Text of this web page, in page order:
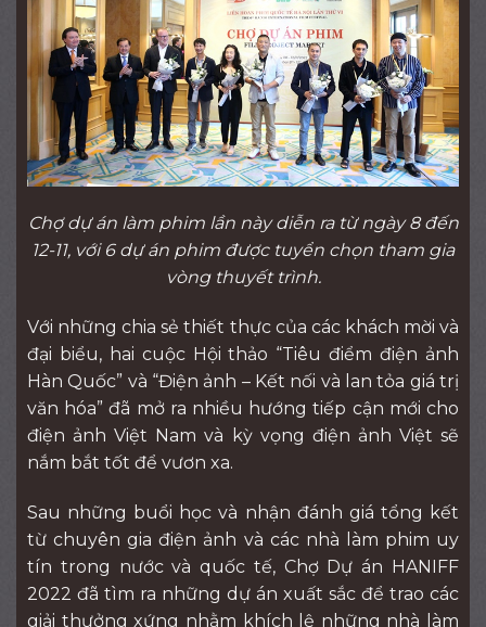
Chợ dự án làm phim lần này diễn ra từ ngày 8 đến
12-11, với 6 dự án phim được tuyển chọn tham gia
vòng thuyết trình.
Với những chia sẻ thiết thực của các khách mời và
đại biểu, hai cuộc Hội thảo “Tiêu điểm điện ảnh
Hàn Quốc” và “Điện ảnh – Kết nối và lan tỏa giá trị
văn hóa” đã mở ra nhiều hướng tiếp cận mới cho
điện ảnh Việt Nam và kỳ vọng điện ảnh Việt sẽ
nắm bắt tốt để vươn xa.
Sau những buổi học và nhận đánh giá tổng kết
từ chuyên gia điện ảnh và các nhà làm phim uy
tín trong nước và quốc tế, Chợ Dự án HANIFF
2022 đã tìm ra những dự án xuất sắc để trao các
giải thưởng xứng nhằm khích lệ những nhà làm